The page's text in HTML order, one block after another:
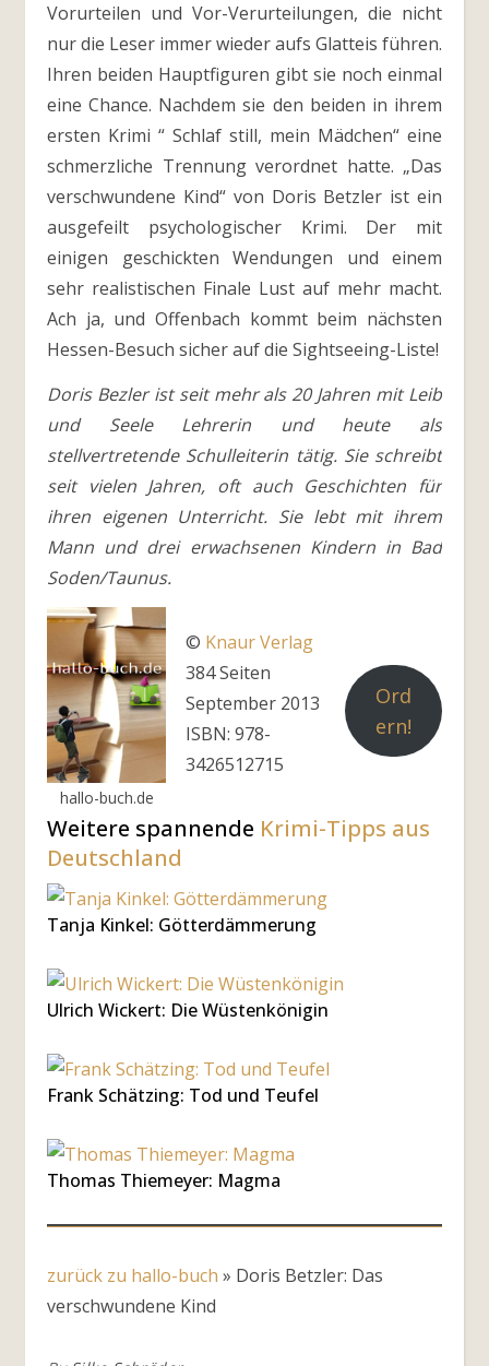
Vorurteilen und Vor-Verurteilungen, die nicht
nur die Leser immer wieder aufs Glatteis führen.
Ihren beiden Hauptfiguren gibt sie noch einmal
eine Chance. Nachdem sie den beiden in ihrem
ersten Krimi “ Schlaf still, mein Mädchen“ eine
schmerzliche Trennung verordnet hatte. „Das
verschwundene Kind“ von Doris Betzler ist ein
ausgefeilt psychologischer Krimi. Der mit
einigen geschickten Wendungen und einem
sehr realistischen Finale Lust auf mehr macht.
Ach ja, und Offenbach kommt beim nächsten
Hessen-Besuch sicher auf die Sightseeing-Liste!
Doris Bezler ist seit mehr als 20 Jahren mit Leib
und Seele Lehrerin und heute als
stellvertretende Schulleiterin tätig. Sie schreibt
seit vielen Jahren, oft auch Geschichten für
ihren eigenen Unterricht. Sie lebt mit ihrem
Mann und drei erwachsenen Kindern in Bad
Soden/Taunus.
hallo-buch.de
© Knaur Verlag
384 Seiten
September 2013
ISBN: 978-
3426512715
Ord
ern!
Weitere spannende Krimi-Tipps aus
Deutschland
Tanja Kinkel: Götterdämmerung
Ulrich Wickert: Die Wüstenkönigin
Frank Schätzing: Tod und Teufel
Thomas Thiemeyer: Magma
zurück zu hallo-buch » Doris Betzler: Das
verschwundene Kind